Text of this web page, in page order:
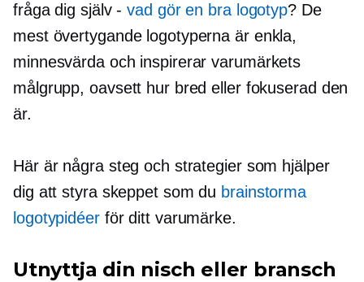
fråga dig själv -vad gör en bra logotyp? De
mest övertygande logotyperna är enkla,
minnesvärda och inspirerar varumärkets
målgrupp, oavsett hur bred eller fokuserad den
är.
Här är några steg och strategier som hjälper
dig att styra skeppet som du brainstorma
logotypidéerför ditt varumärke.
Utnyttja din nisch eller bransch